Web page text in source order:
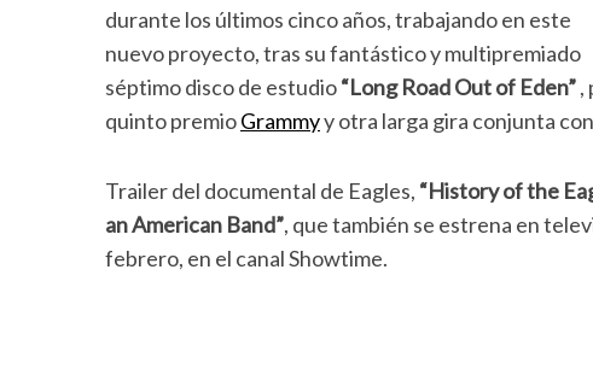
durante los últimos cinco años, trabajando en este
nuevo proyecto, tras su fantástico y multipremiado
séptimo disco de estudio“Long Road Out of Eden”,
quinto premioGrammyy otra larga gira conjunta con
Trailer del documental de Eagles, “History of the
an American Band”, que también se estrena en
febrero, en el canal Showtime.